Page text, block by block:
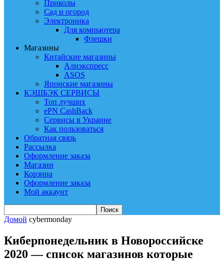
Приколы
Сад и огород
Электроника
Для компьютера
Флешки
Магазины
Китайские магазины
Алиэкспресс
ASOS
Японские магазины
КЭШБЭК СЕРВИСЫ
Топ лучших
ePN CashBack
Сервисы в Украине
Как пользоваться
Обратная связь
Рассылка
Оформление заказа
Магазин
Корзина
Оформление заказа
Мой аккаунт
Домой cybermonday
Киберпонедельник в Новороссийске
2020 — список магазинов которые